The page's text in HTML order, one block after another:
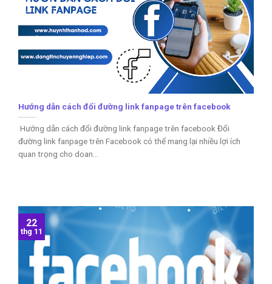
Hướng dẫn cách đổi đường link fanpage trên facebook
Hướng dẫn cách đổi đường link fanpage trên facebook Đổi
đường link fanpage trên Facebook có thể mang lại nhiều lợi ích
quan trọng cho doan...
22
thg 11